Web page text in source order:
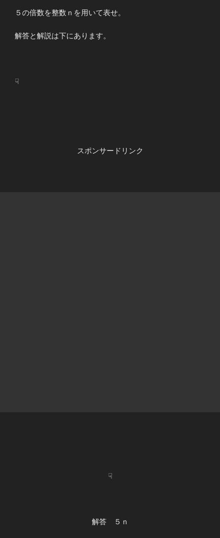
５の倍数を整数ｎを用いて表せ。
解答と解説は下にあります。
☟
スポンサードリンク
☟
解答 ５ｎ